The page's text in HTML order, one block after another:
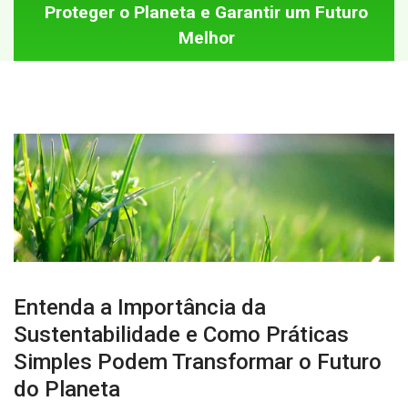
Proteger o Planeta e Garantir um Futuro
Melhor
Entenda a Importância da
Sustentabilidade e Como Práticas
Simples Podem Transformar o Futuro
do Planeta